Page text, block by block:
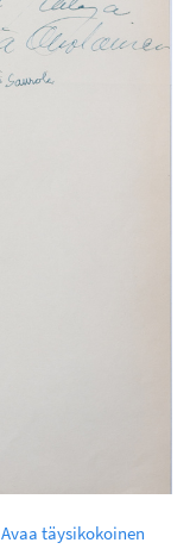
Avaa täysikokoinen